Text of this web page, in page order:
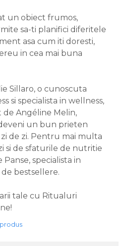
un obiect frumos,
sa-ti planifici diferitele
asa cum iti doresti,
in cea mai buna
Sillaro, o cunoscuta
si specialista in wellness,
Angéline Melin,
un bun prieten
de zi. Pentru mai multa
si de sfaturile de nutritie
specialista in
bestsellere.
tale cu Ritualuri